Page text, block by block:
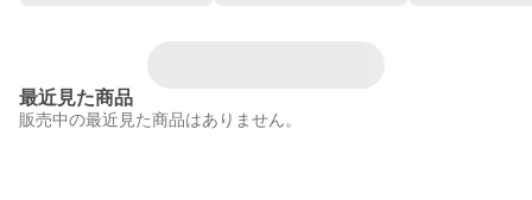
最近見た商品
販売中の最近見た商品はありません。